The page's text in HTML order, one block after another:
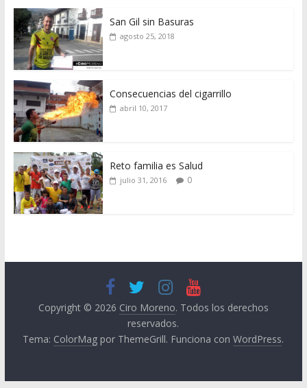
San Gil sin Basuras
agosto 25, 2018
Consecuencias del cigarrillo
abril 10, 2017
Reto familia es Salud
julio 31, 2016 0
Copyright © 2026 Ciro Moreno. Todos los derechos
reservados.
Tema: ColorMag por ThemeGrill. Funciona conWordPress.